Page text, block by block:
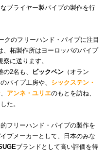
ブライヤー製パイプの製作を行
クのフリーハンド・パイプに注目
、柘製作所はヨーロッパのパイプ
に送ります。
2名も、
ビックベン （オラン
パイプ工房や、 シックステン・
、 アンネ・ユリエのもとを訪ね、
た。
フリーハンド・パイプの製作を
プメーカーとして、日本のみな
ブランドとして高い評価を得